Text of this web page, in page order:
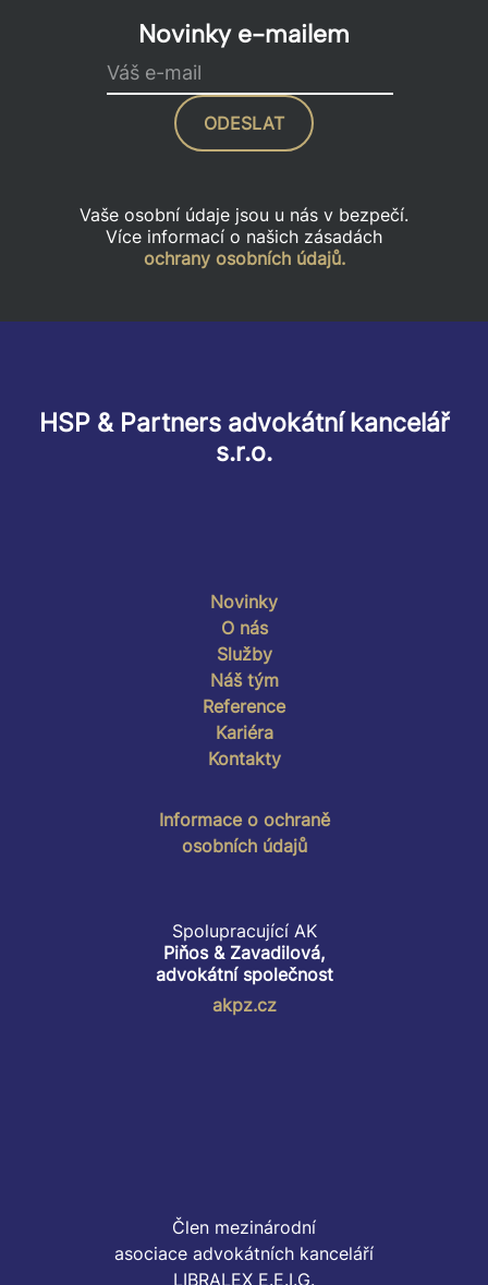
Novinky e-mailem
Váš e-mail
ODESLAT
Vaše osobní údaje jsou u nás v bezpečí.
Více informací o našich zásadách
ochrany osobních údajů.
HSP & Partners advokátní kancelář
s.r.o.
Novinky
O nás
Služby
Náš tým
Reference
Kariéra
Kontakty
Informace o ochraně
osobních údajů
Spolupracující AK
Piňos & Zavadilová,
advokátní společnost
akpz.cz
Člen mezinárodní
asociace advokátních kanceláří
LIBRALEX E.E.I.G.